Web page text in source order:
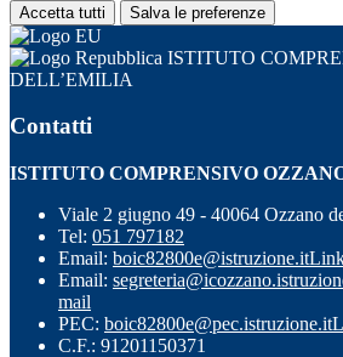
Accetta tutti Salva le preferenze
ISTITUTO
DELL’EMILIA
Contatti
ISTITUTO COMPRENSIVO
Viale 2 giugno 49 - 40064 Ozzano
Tel: 051 797182
Email: boic82800e@istruzione.it
Email:
mail
PEC: boic82800e@pec.istruzione.it
C.F.: 91201150371